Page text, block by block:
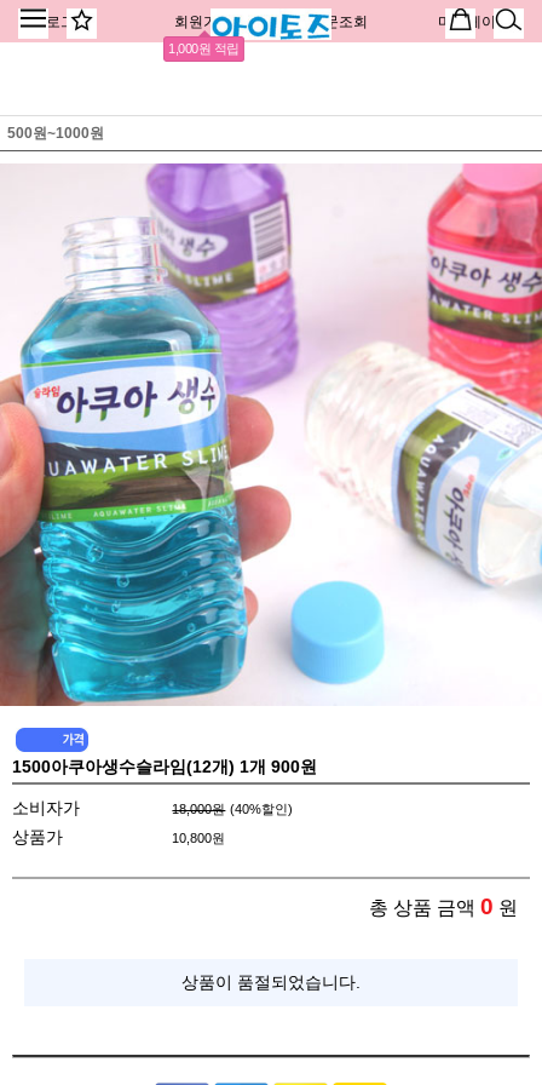
로그인 회원가입
1,000원 적립
주문조회 마이페이지
500원~1000원
1500아쿠아생수슬라임(12개) 1개 900원
소비자가 18,000원 (40%할인)
상품가 10,800원
총 상품 금액 0 원
상품이 품절되었습니다.